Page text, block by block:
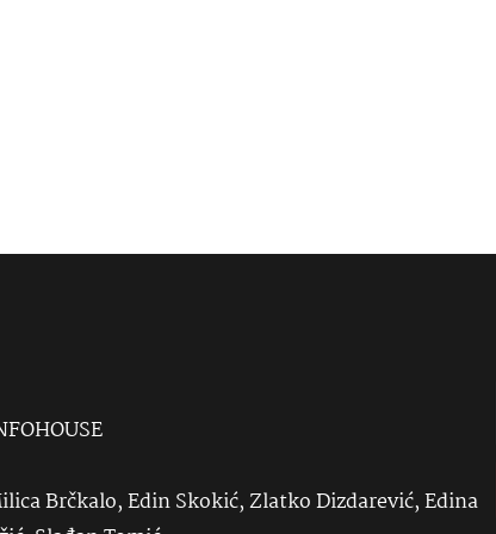
Brčkalo, Edin Skokić, Zlatko Dizdarević, Edina